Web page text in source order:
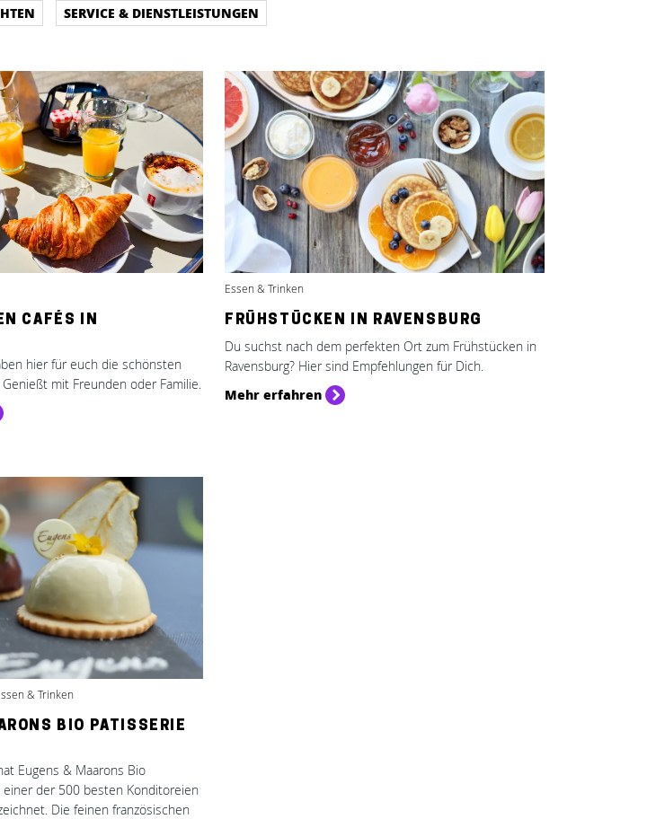
SERVICE & DIENSTLEISTUNGEN
CAFÉS IN
hier für euch die schönsten
Genießt mit Freunden oder Familie.
Essen & Trinken
FRÜHSTÜCKEN IN RAVENSBURG
Du suchst nach dem perfekten Ort zum Frühstücken in
Ravensburg? Hier sind Empfehlungen für Dich.
Mehr erfahren
& Trinken
BIO PATISSERIE
Eugens & Maarons Bio
einer der 500 besten Konditoreien
Die feinen französischen